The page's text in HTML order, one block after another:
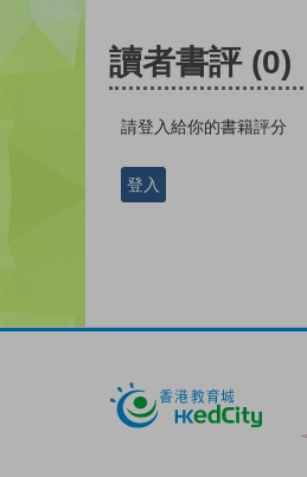
讀者書評 (0)
請登入給你的書籍評分
登入